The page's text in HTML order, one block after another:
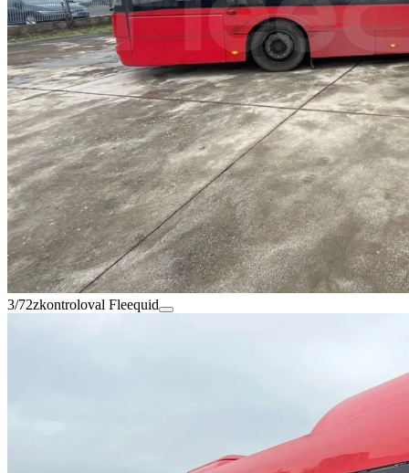
3/72zkontroloval Fleequid